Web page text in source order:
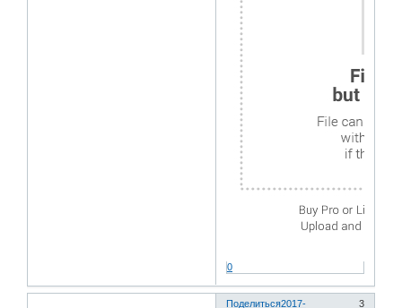
0
Поделиться 3
2017-